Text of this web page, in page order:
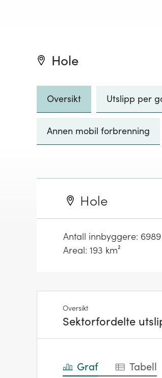
Hole
Oversikt Utslipp per
Annen mobil forbrenning
Hole
Antall innbyggere: 6989
Areal: 193 km²
Oversikt
Sektorfordelte
Graf Tabell